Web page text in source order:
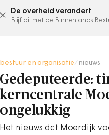
De overheid verandert
Blijf bij met de Binnenlands
abonneer
bestuur en organisatie nieuws
Gedeputeerde:
kerncentrale
ongelukkig
Het nieuws dat Moerdijk